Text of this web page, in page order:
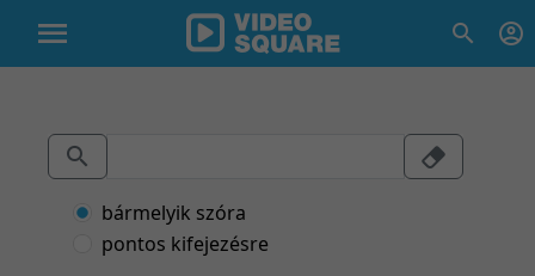
bármelyik szóra
pontos kifejezésre